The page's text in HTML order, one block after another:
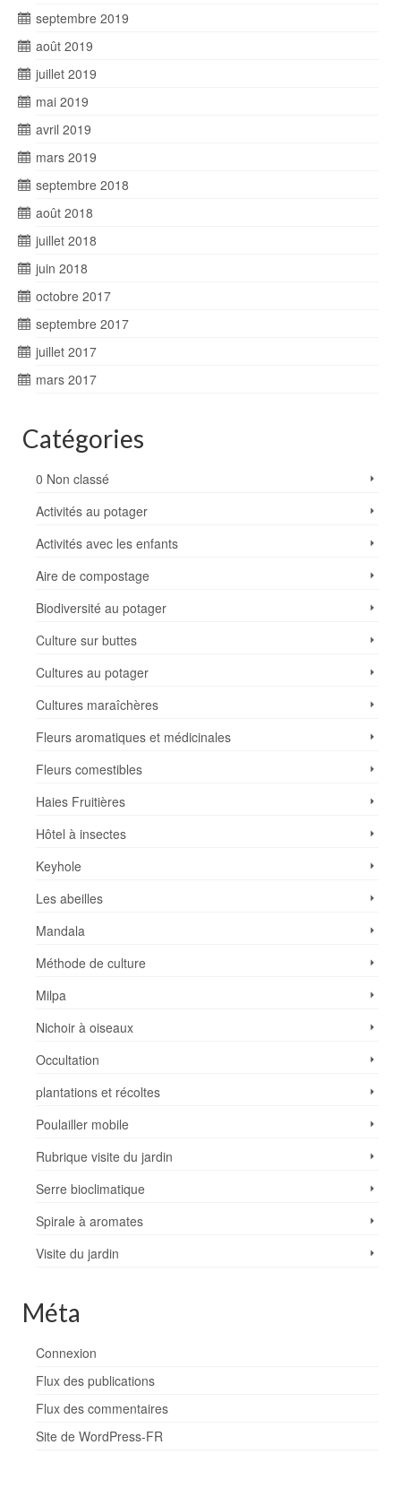
septembre 2019
août 2019
juillet 2019
mai 2019
avril 2019
mars 2019
septembre 2018
août 2018
juillet 2018
juin 2018
octobre 2017
septembre 2017
juillet 2017
mars 2017
Catégories
0 Non classé
Activités au potager
Activités avec les enfants
Aire de compostage
Biodiversité au potager
Culture sur buttes
Cultures au potager
Cultures maraîchères
Fleurs aromatiques et médicinales
Fleurs comestibles
Haies Fruitières
Hôtel à insectes
Keyhole
Les abeilles
Mandala
Méthode de culture
Milpa
Nichoir à oiseaux
Occultation
plantations et récoltes
Poulailler mobile
Rubrique visite du jardin
Serre bioclimatique
Spirale à aromates
Visite du jardin
Méta
Connexion
Flux des publications
Flux des commentaires
Site de WordPress-FR